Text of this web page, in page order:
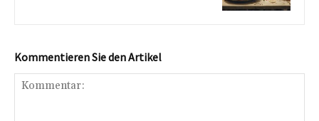
Kommentieren Sie den Artikel